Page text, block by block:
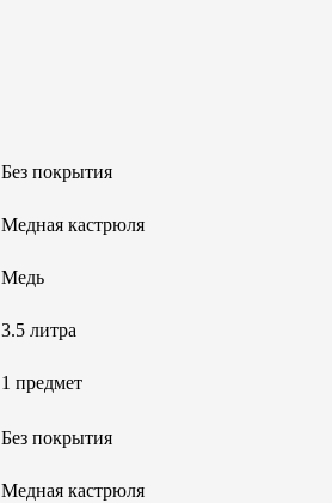
Без покрытия
Медная кастрюля
Медь
3.5 литра
1 предмет
Без покрытия
Медная кастрюля